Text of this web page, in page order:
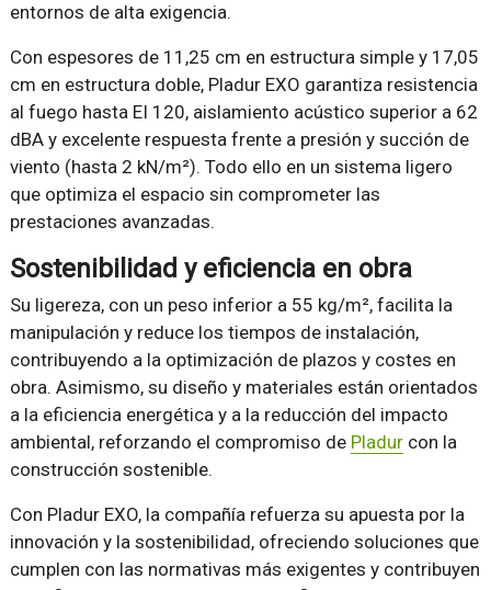
entornos de alta exigencia.
Con espesores de 11,25 cm en estructura simple y 17,05
cm en estructura doble, Pladur EXO garantiza resistencia
al fuego hasta EI 120, aislamiento acústico superior a 62
dBA y excelente respuesta frente a presión y succión de
viento (hasta 2 kN/m²). Todo ello en un sistema ligero
que optimiza el espacio sin comprometer las
prestaciones avanzadas.
Sostenibilidad y eficiencia en obra
Su ligereza, con un peso inferior a 55 kg/m², facilita la
manipulación y reduce los tiempos de instalación,
contribuyendo a la optimización de plazos y costes en
obra. Asimismo, su diseño y materiales están orientados
a la eficiencia energética y a la reducción del impacto
ambiental, reforzando el compromiso de Pladurcon la
construcción sostenible.
Con Pladur EXO, la compañía refuerza su apuesta por la
innovación y la sostenibilidad, ofreciendo soluciones que
cumplen con las normativas más exigentes y contribuyen